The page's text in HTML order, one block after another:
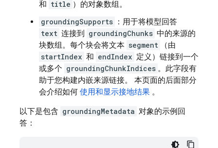
和 title ）的对象数组。
groundingSupports ：用于将模型回答
text 连接到 groundingChunks 中的来源的
块数组。每个块会将文本 segment （由
startIndex 和 endIndex 定义）链接到一个
或多个 groundingChunkIndices 。此字段有
助于您构建内嵌来源链接。 本页面的后面部分
会介绍如何 使用和显示接地结果 。
以下是包含 groundingMetadata 对象的示例回
答：